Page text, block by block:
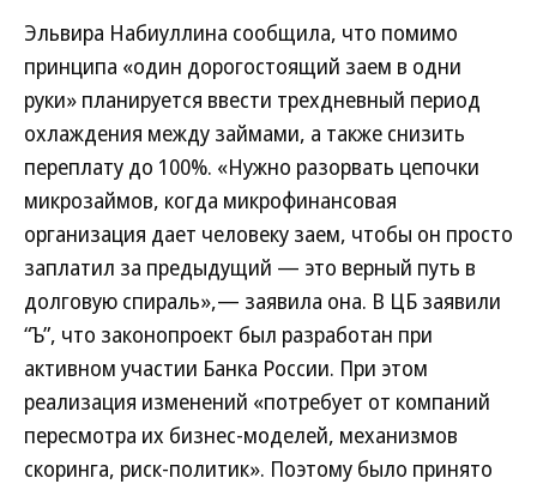
Эльвира Набиуллина сообщила, что помимо
принципа «один дорогостоящий заем в одни
руки» планируется ввести трехдневный период
охлаждения между займами, а также снизить
переплату до 100%. «Нужно разорвать цепочки
микрозаймов, когда микрофинансовая
организация дает человеку заем, чтобы он просто
заплатил за предыдущий — это верный путь в
долговую спираль»,— заявила она. В ЦБ заявили
“Ъ”, что законопроект был разработан при
активном участии Банка России. При этом
реализация изменений «потребует от компаний
пересмотра их бизнес-моделей, механизмов
скоринга, риск-политик». Поэтому было принято